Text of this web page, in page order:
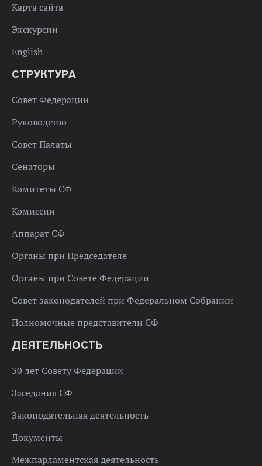
Карта сайта
Экскурсии
English
СТРУКТУРА
Совет Федерации
Руководство
Совет Палаты
Сенаторы
Комитеты СФ
Комиссии
Аппарат СФ
Органы при Председателе
Органы при Совете Федерации
Совет законодателей при Федеральном Собрании
Полномочные представители СФ
ДЕЯТЕЛЬНОСТЬ
30 лет Совету Федерации
Заседания СФ
Законодательная деятельность
Документы
Межпарламентская деятельность